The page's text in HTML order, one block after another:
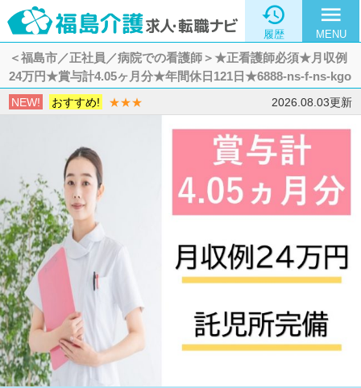

履歴
menu
MENU
＜福島市／正社員／病院での看護師＞★正看護師必須★月収例
24万円★賞与計4.05ヶ月分★年間休日121日★6888-ns-f-ns-kgo
NEW! おすすめ! ★★★ 2026.08.03更新